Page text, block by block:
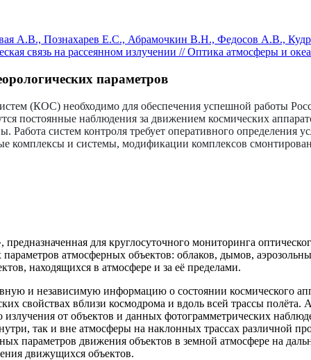
А.В., Познахарев Е.С., Абрамочкин В.Н., Федосов А.В.,
связь на рассеянном излучении // Оптика атмосферы и
параметров
(КОС) необходимо для обеспечения успешной работы
постоянные наблюдения за движением космических
Работа систем контроля требует оперативного
комплексы и системы, модификации комплексов
предназначенная для круглосуточного мониторинга
атмосферных объектов: облаков, дымов,
находящихся в атмосфере и за её пределами.
и независимую информацию о состоянии космического
свойствах вблизи космодрома и вдоль всей трассы
от объектов и данных фотограмметрических
так и вне атмосферы на наклонных трассах различной
параметров движения объектов в земной атмосфере на
движущихся объектов.